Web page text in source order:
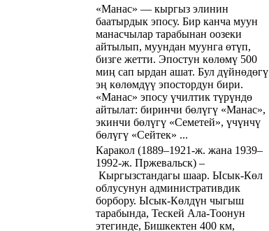
«Манас» — кыргыз элинин
баатырдык эпосу. Бир канча муун
манасчылар тарабынан оозеки
айтылып, муундан муунга өтүп,
бизге жетти. Эпостун көлөмү 500
миң сап ырдан ашат. Бул дүйнөдөгү
эң көлөмдүү эпостордун бири.
«Манас» эпосу үчилтик түрүндө
айтылат: биринчи бөлүгү «Манас»,
экинчи бөлүгү «Семетей», үчүнчү
бөлүгү «Сейтек» ...
Каракол (1889–1921-ж. жана 1939–
1992-ж. Пржевальск) –
Кыргызстандагы шаар. Ысык-Көл
облусунун административдик
борбору. Ысык-Көлдүн чыгыш
тарабында, Тескей Ала-Тоонун
этегинде, Бишкектен 400 км,